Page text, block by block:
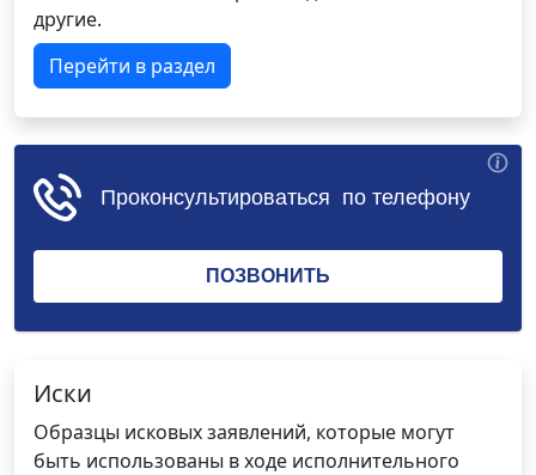
другие.
Перейти в раздел
Иски
Образцы исковых заявлений, которые могут
быть использованы в ходе исполнительного